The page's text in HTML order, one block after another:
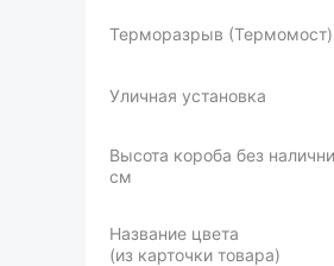
Терморазрыв (Термомост)
Уличная установка
Высота короба без
см
Название цвета
(из карточки товара)